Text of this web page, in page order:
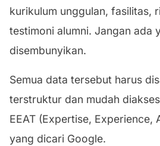
kurikulum unggulan, fasilitas,
testimoni alumni. Jangan ada
disembunyikan.
Semua data tersebut harus
terstruktur dan mudah
EEAT (Expertise, Experience,
yang dicari Google.